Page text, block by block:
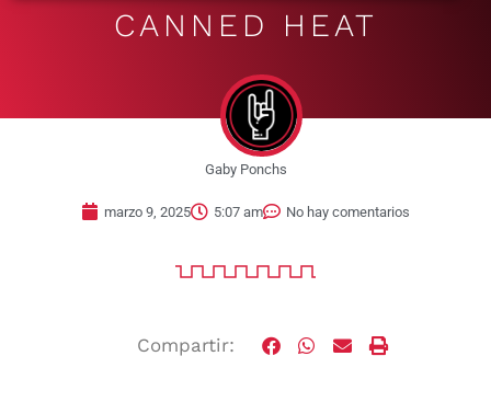
CANNED HEAT
Gaby Ponchs
marzo 9, 2025 5:07 am No hay comentarios
Compartir: